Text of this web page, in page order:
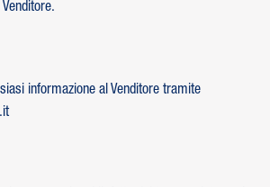
informazione al Venditore tramite